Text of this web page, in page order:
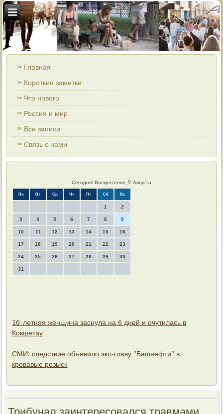
Главная
Короткие заметки
Что нового
Россия и мир
Все записи
Связь с нами
Сегодня: Воскресенье, 9 Августа
Пн Вт Ср Чт Пт Сб Вс
1 2
3 4 5 6 7 8 9
10 11 12 13 14 15 16
17 18 19 20 21 22 23
24 25 26 27 28 29 30
31
16-летняя женщина заснула на 6 дней и очутилась в
Кокшетау
СМИ: следствие объявило экс-главу "Башнефти" в
кровавые розыск